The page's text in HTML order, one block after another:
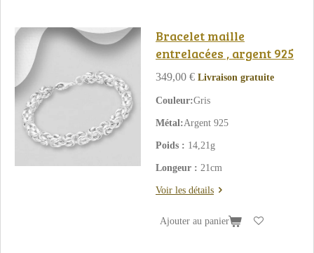
Bracelet maille
entrelacées , argent 925
349,00 € Livraison gratuite
Couleur:Gris
Métal:Argent 925
Poids : 14,21g
Longeur : 21cm
Voir les détails
Ajouter au panier